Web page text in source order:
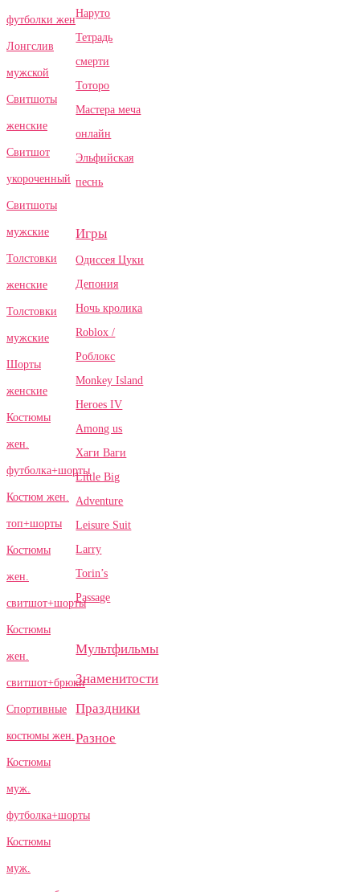
футболки жен
Лонгслив
мужской
Свитшоты
женские
Свитшот
укороченный
Свитшоты
мужские
Толстовки
женские
Толстовки
мужские
Шорты
женские
Костюмы
жен.
футболка+шорты
Костюм жен.
топ+шорты
Костюмы
жен.
свитшот+шорты
Костюмы
жен.
свитшот+брюки
Спортивные
костюмы жен.
Костюмы
муж.
футболка+шорты
Костюмы
муж.
Наруто
Тетрадь
смерти
Тоторо
Мастера меча
онлайн
Эльфийская
песнь
Игры
Одиссея Цуки
Депония
Ночь кролика
Roblox /
Роблокс
Monkey Island
Heroes IV
Among us
Хаги Ваги
Little Big
Adventure
Leisure Suit
Larry
Torin’s
Passage
Мультфильмы
Знаменитости
Праздники
Разное